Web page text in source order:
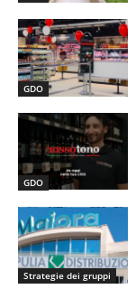
GDO
GDO
Strategie dei gruppi